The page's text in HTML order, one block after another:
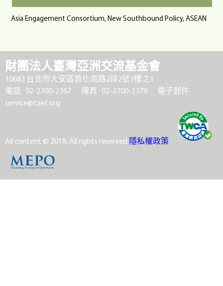
Asia Engagement Consortium, New Southbound Policy, ASEAN
財團法人臺灣亞洲交流基金會
10683 台北市大安區敦化南路2段2號3樓之1
電話 02-2700-2367
傳真 02-2700-2379
電子郵件
service@taef.org
All content © 2018. All rights reserved.隱私權政策